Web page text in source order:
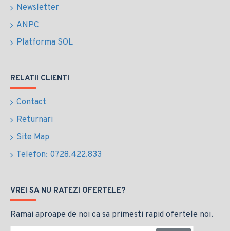
Newsletter
ANPC
Platforma SOL
RELATII CLIENTI
Contact
Returnari
Site Map
Telefon: 0728.422.833
VREI SA NU RATEZI OFERTELE?
Ramai aproape de noi ca sa primesti rapid ofertele noi.